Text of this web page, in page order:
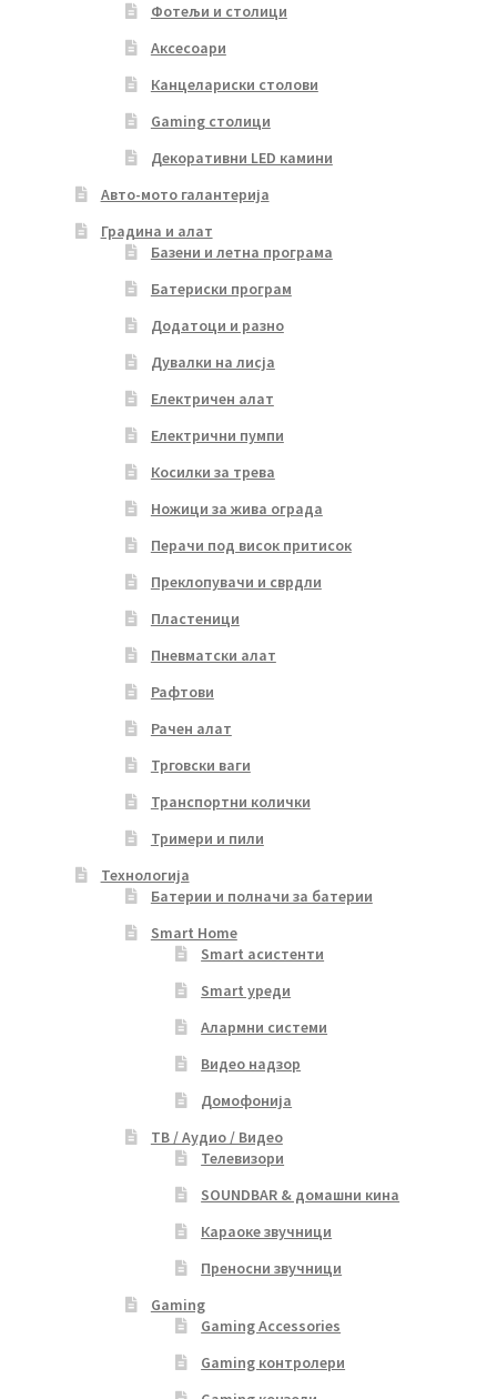
Фотељи и столици
Аксесоари
Канцелариски столови
Gaming столици
Декоративни LED камини
Авто-мото галантерија
Градина и алат
Базени и летна програма
Батериски програм
Додатоци и разно
Дувалки на лисја
Електричен алат
Електрични пумпи
Косилки за трева
Ножици за жива ограда
Перачи под висок притисок
Преклопувачи и сврдли
Пластеници
Пневматски алат
Рафтови
Рачен алат
Трговски ваги
Транспортни колички
Тримери и пили
Технологија
Батерии и полначи за батерии
Smart Home
Smart асистенти
Smart уреди
Алармни системи
Видео надзор
Домофонија
ТВ / Аудио / Видео
Телевизори
SOUNDBAR & домашни кина
Караоке звучници
Преносни звучници
Gaming
Gaming Accessories
Gaming контролери